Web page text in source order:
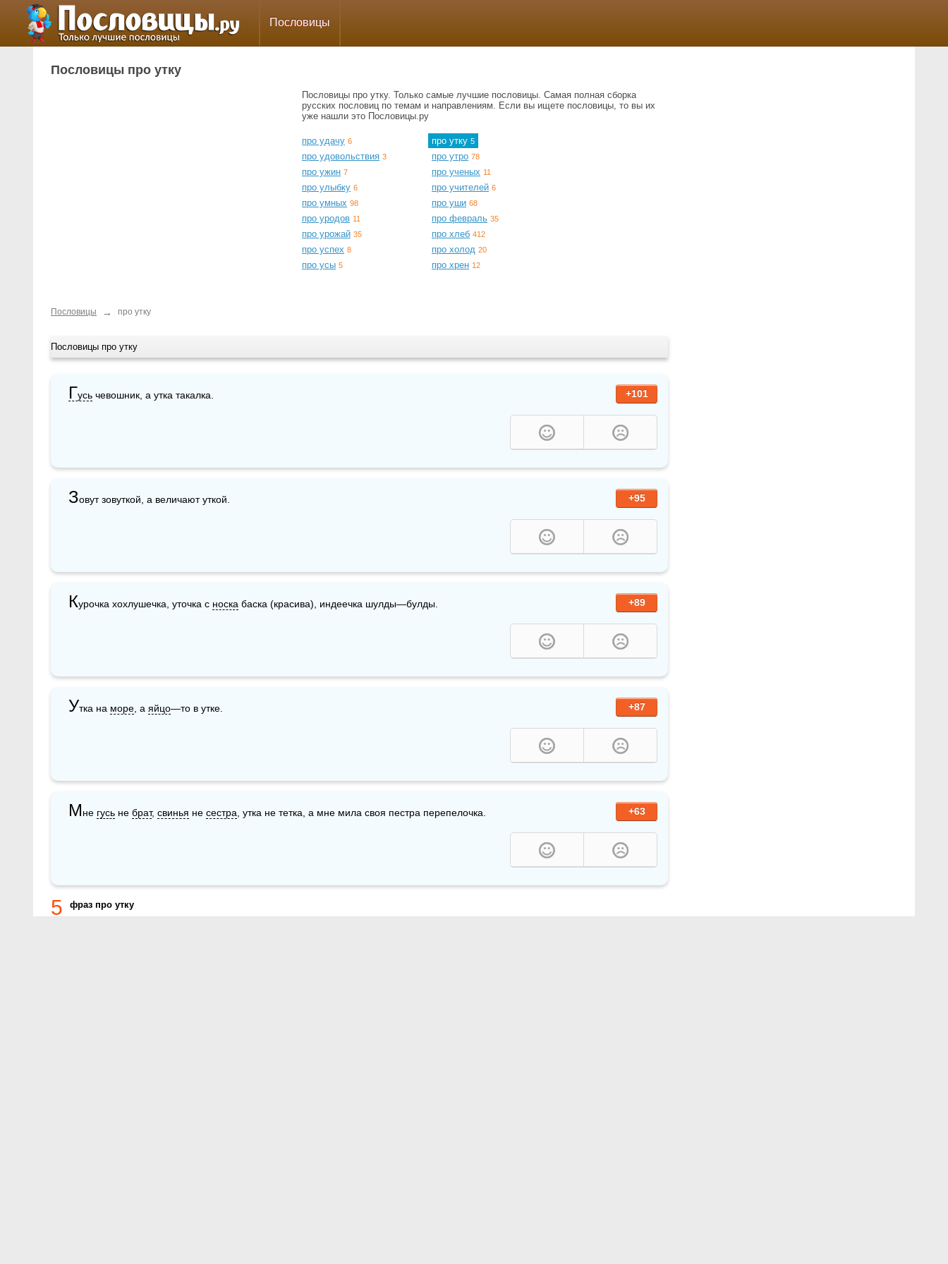
Пословицы
Пословицы про утку
Пословицы про утку. Только самые лучшие пословицы. Самая полная сборка
русских пословиц по темам и направлениям. Если вы ищете пословицы, то вы их
уже нашли это Пословицы.ру
про удачу 6
про удовольствия 3
про ужин 7
про улыбку 6
про умных 98
про уродов 11
про урожай 35
про успех 8
про усы 5
про утку 5
про утро 78
про ученых 11
про учителей 6
про уши 68
про февраль 35
про хлеб 412
про холод 20
про хрен 12
Пословицы → про утку
Пословицы про утку
+101
Гусь чевошник, а утка такалка.
+95
Зовут зовуткой, а величают уткой.
+89
Курочка хохлушечка, уточка с носка баска (красива), индеечка шулды—булды.
+87
Утка на море , а яйцо—то в утке.
+63
Мне гусь не брат, свинья не сестра , утка не тетка, а мне мила своя пестра перепелочка.
5 фраз про утку